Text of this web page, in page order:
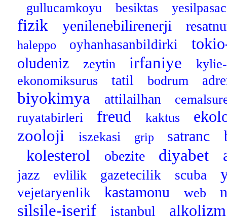
gullucamkoyu besiktas
fizik yenilenebilirenerji
haleppo oyhanhasanbildirki
oludeniz zeytin irfaniye
ekonomiksurus
tatil bodrum
biyokimya attilailhan
ruyatabirleri
freud kaktus
zooloji iszekasi grip satranc
kolesterol obezite diyabet
jazz evlilik gazetecilik scuba
vejetaryenlik kastamonu web
silsile-iserif istanbul